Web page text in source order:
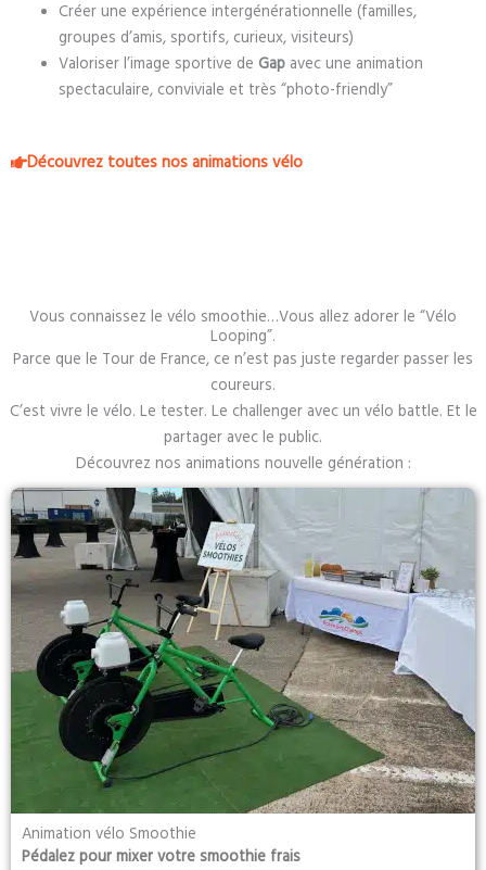
Créer une expérience intergénérationnelle (familles,
groupes d’amis, sportifs, curieux, visiteurs)
Valoriser l’image sportive de Gapavec une animation
spectaculaire, conviviale et très “photo-friendly”
Découvrez toutes nos animations vélo
Vous connaissez le vélo smoothie…Vous allez adorer le “Vélo
Looping”.
Parce que le Tour de France, ce n’est pas juste regarder passer les
coureurs.
C’est vivre le vélo. Le tester. Le challenger avec un vélo battle. Et le
partager avec le public.
Découvrez nos animations nouvelle génération :
Animation vélo Smoothie
Pédalez pour mixer votre smoothie frais